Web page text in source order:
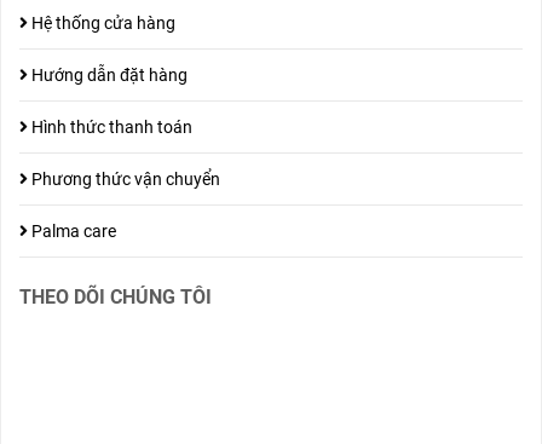
Hệ thống cửa hàng
Hướng dẫn đặt hàng
Hình thức thanh toán
Phương thức vận chuyển
Palma care
THEO DÕI CHÚNG TÔI